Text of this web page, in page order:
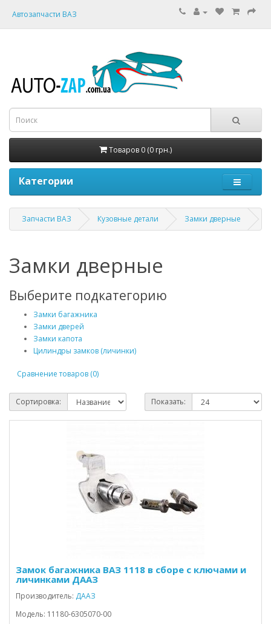
Автозапчасти ВАЗ
Товаров 0 (0 грн.)
Категории
Запчасти ВАЗ Кузовные детали Замки дверные
Замки дверные
Выберите подкатегорию
Замки багажника
Замки дверей
Замки капота
Цилиндры замков (личинки)
Сравнение товаров (0)
Сортировка: Показать:
Замок багажника ВАЗ 1118 в сборе с ключами и
личинками ДААЗ
Производитель: ДААЗ
Модель: 11180-6305070-00